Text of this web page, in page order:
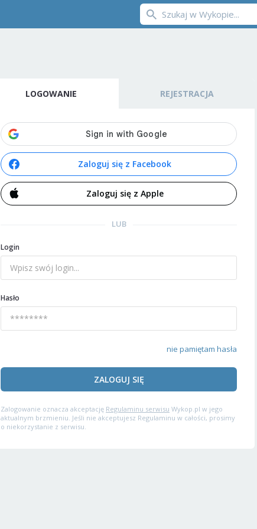
LOGOWANIE REJESTRACJA
Zaloguj się z Facebook
Zaloguj się z Apple
LUB
Login
Hasło
nie pamiętam hasła
ZALOGUJ SIĘ
Zalogowanie oznacza akceptację Regulaminu serwisu Wykop.pl w jego
aktualnym brzmieniu. Jeśli nie akceptujesz Regulaminu w całości, prosimy
o niekorzystanie z serwisu.